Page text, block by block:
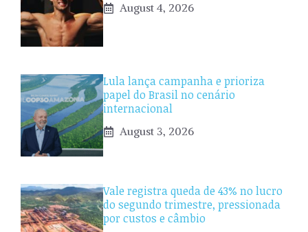
August 4, 2026
Lula lança campanha e prioriza
papel do Brasil no cenário
internacional
August 3, 2026
Vale registra queda de 43% no lucro
do segundo trimestre, pressionada
por custos e câmbio